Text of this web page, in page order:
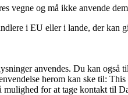
vegne og må ikke anvende
i EU eller i lande, der kan
anvendes. Du kan også
herom kan ske til: This
for at tage kontakt til